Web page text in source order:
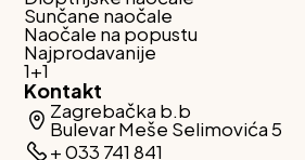
Sunčane naočale
Naočale na popustu
Najprodavanije
1+1
Kontakt
Zagrebačka b.b
Bulevar Meše Selimovića 5
+ 033 741 841